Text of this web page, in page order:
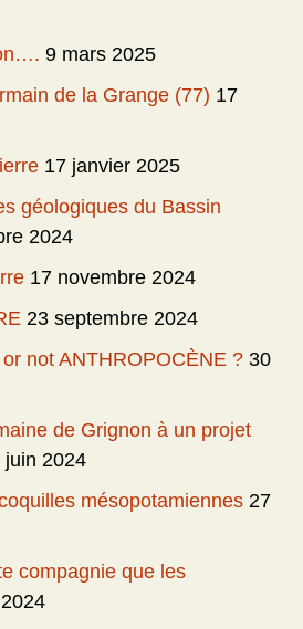
9 mars 2025
de la Grange (77) 17
17 janvier 2025
géologiques du Bassin
2024
17 novembre 2024
23 septembre 2024
not ANTHROPOCÈNE ? 30
de Grignon à un projet
juin 2024
mésopotamiennes 27
compagnie que les